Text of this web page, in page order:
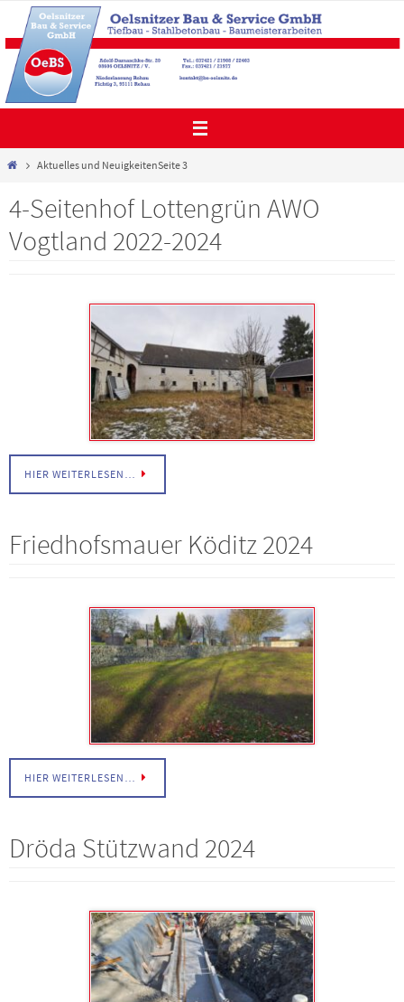
Inhalt
springen
StartAktuelles und NeuigkeitenSeite 3
4-Seitenhof Lottengrün AWO
Vogtland 2022-2024
HIER WEITERLESEN…
Friedhofsmauer Köditz 2024
HIER WEITERLESEN…
Dröda Stützwand 2024